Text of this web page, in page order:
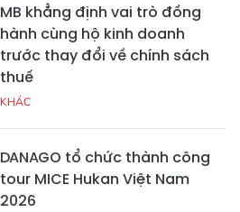
MB khẳng định vai trò đồng
hành cùng hộ kinh doanh
trước thay đổi về chính sách
thuế
KHÁC
DANAGO tổ chức thành công
tour MICE Hukan Việt Nam
2026